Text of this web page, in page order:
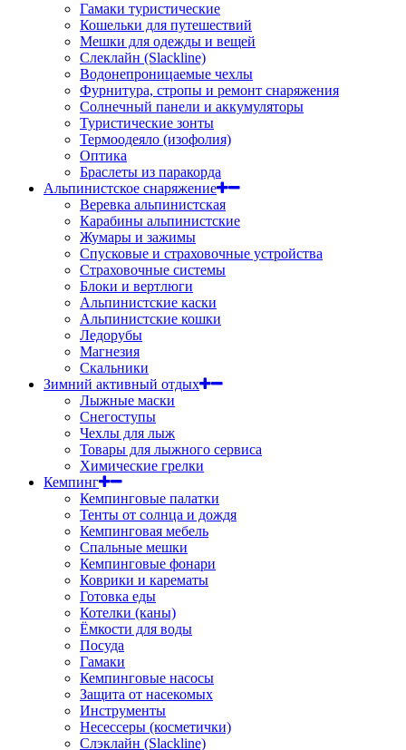
Гамаки туристические
Кошельки для путешествий
Мешки для одежды и вещей
Слеклайн (Slackline)
Водонепроницаемые чехлы
Фурнитура, стропы и ремонт снаряжения
Солнечный панели и аккумуляторы
Туристические зонты
Термоодеяло (изофолия)
Оптика
Браслеты из паракорда
Альпинистское снаряжение
Веревка альпинистская
Карабины альпинистские
Жумары и зажимы
Спусковые и страховочные устройства
Страховочные системы
Блоки и вертлюги
Альпинистские каски
Альпинистские кошки
Ледорубы
Магнезия
Скальники
Зимний активный отдых
Лыжные маски
Снегоступы
Чехлы для лыж
Товары для лыжного сервиса
Химические грелки
Кемпинг
Кемпинговые палатки
Тенты от солнца и дождя
Кемпинговая мебель
Спальные мешки
Кемпинговые фонари
Коврики и карематы
Готовка еды
Котелки (каны)
Ёмкости для воды
Посуда
Гамаки
Кемпинговые насосы
Защита от насекомых
Инструменты
Несессеры (косметички)
Слэклайн (Slackline)